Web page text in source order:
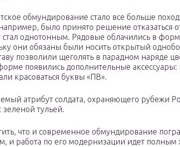
обмундирование стало все больше
было принято решение отказаться
стал однотонным. Рядовые облачились в
они обязаны были носить открытый
позволили щеголять в парадном наряде
появились дополнительные аксессуары:
красоваться буквы «ПВ».
атрибут солдата, охраняющего рубежи
тульей.
что и современное обмундирование
и работа по его модернизации идет полным